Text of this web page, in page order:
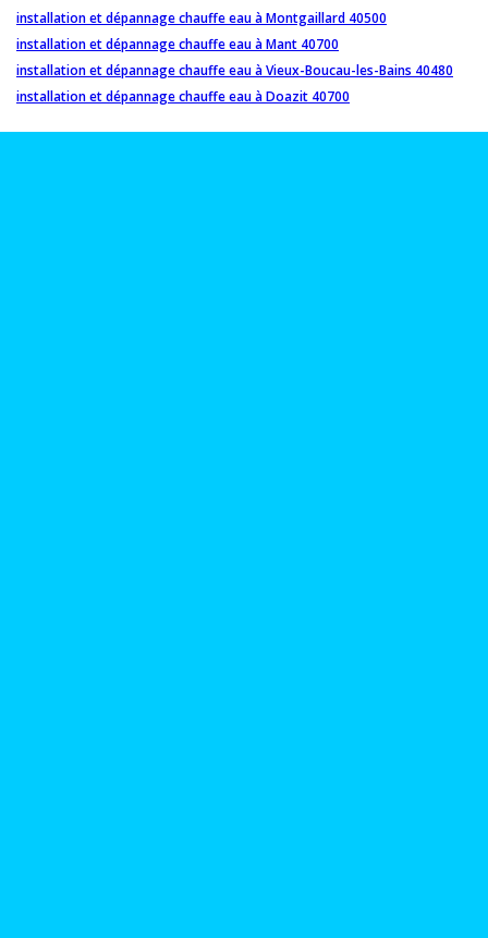
installation et dépannage chauffe eau à Montgaillard 40500
installation et dépannage chauffe eau à Mant 40700
installation et dépannage chauffe eau à Vieux-Boucau-les-Bains 40480
installation et dépannage chauffe eau à Doazit 40700